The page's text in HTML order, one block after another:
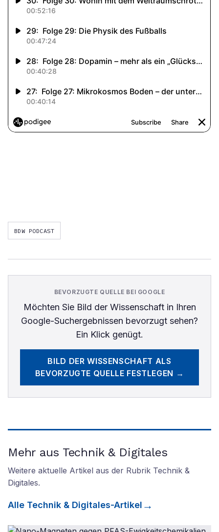
BDW PODCAST
BEVORZUGTE QUELLE BEI GOOGLE
Möchten Sie Bild der Wissenschaftin Ihren
Google-Suchergebnissen bevorzugt sehen?
Ein Klick genügt.
BILD DER WISSENSCHAFT ALS
BEVORZUGTE QUELLE FESTLEGEN →
Mehr aus Technik & Digitales
Weitere aktuelle Artikel aus der Rubrik Technik &
Digitales.
Alle Technik & Digitales-Artikel